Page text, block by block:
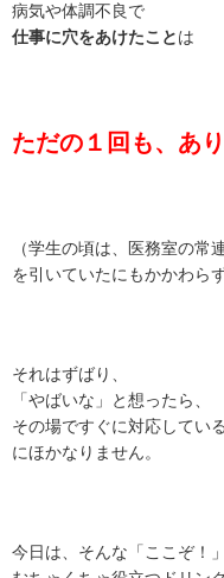
病気や体調不良で
仕事に穴をあけたことは
ただの１回も、あり
（学生の頃は、医務室の
を引いていたにもかかわら
それはずばり、
「やばいな」と想ったら、
その場ですぐに対応している
にほかなりません。
今日は、そんな「ここぞ！